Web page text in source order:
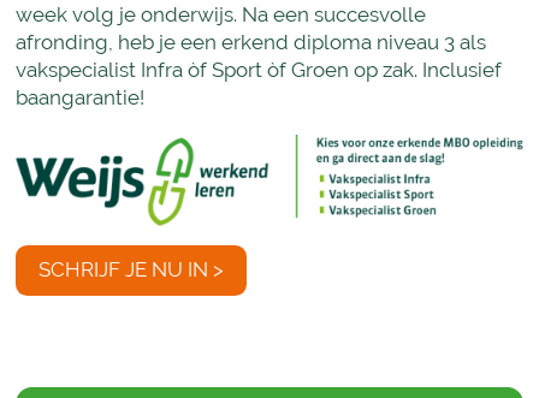
week volg je onderwijs. Na een succesvolle
afronding, heb je een erkend diploma niveau 3 als
vakspecialist Infra òf Sport òf Groen op zak. Inclusief
baangarantie!
SCHRIJF JE NU IN >